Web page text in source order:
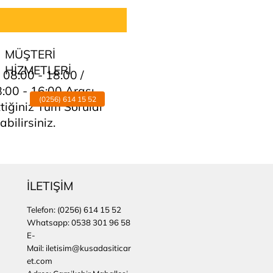
- 18:00 /
- 16:00 Arası
Tüm Sorular
MÜŞTERİ
HİZMETLERİ
(0256) 614 15 52
İLETIŞİM
Telefon: (0256) 614 15 52
Whatsapp: 0538 301 96 58
E-
Mail: iletisim@kusadasiticar
et.com